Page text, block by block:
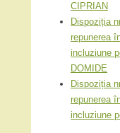
CIPRIAN
Dispoziția
repunerea
incluziune
DOMIDE
Dispoziția
repunerea
incluziune